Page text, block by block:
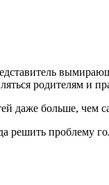
родителям и
даже больше, чем
решить проблему